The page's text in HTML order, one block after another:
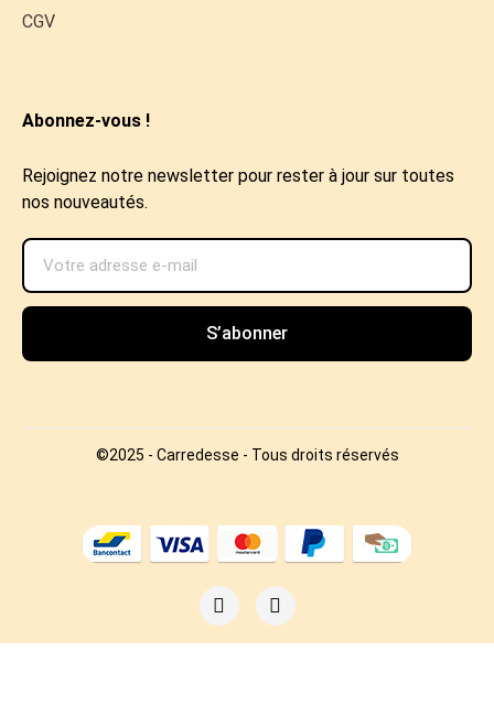
CGV
Abonnez-vous !
Rejoignez notre newsletter pour rester à jour sur toutes
nos nouveautés.
S’abonner
©2025 - Carredesse - Tous droits réservés